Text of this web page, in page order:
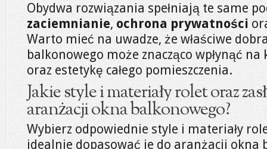
Obydwa rozwiązania spełniają te same
zaciemnianie, ochrona prywatności
Warto mieć na uwadze, że właściwe
balkonowego może znacząco wpłynąć
oraz estetykę całego pomieszczenia.
Jakie style i materiały rolet oraz
aranżacji okna balkonowego?
Wybierz odpowiednie style i materiały
idealnie dopasować je do aranżacji okna